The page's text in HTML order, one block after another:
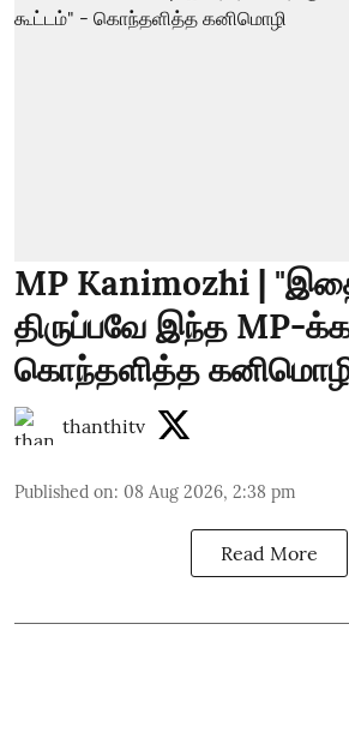
MP Kanimozhi |
திருப்பவே இந்த MP-
கொந்தளித்த
thanthitv
Published on: 08 Aug 2026, 2:38 pm
Read More